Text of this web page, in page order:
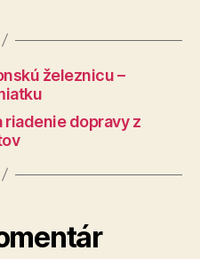
železnicu –
riadenie dopravy z